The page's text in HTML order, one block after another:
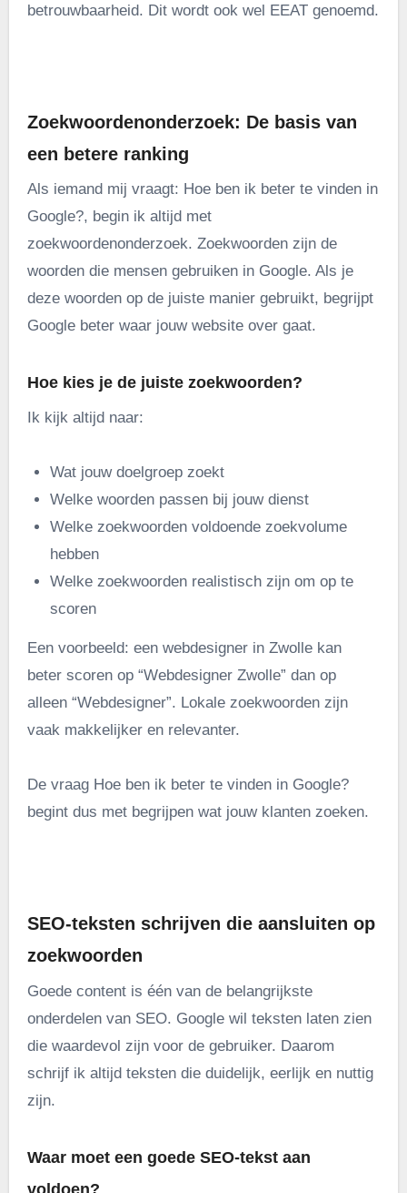
betrouwbaarheid. Dit wordt ook wel EEAT genoemd.
Zoekwoordenonderzoek: De basis van
een betere ranking
Als iemand mij vraagt: Hoe ben ik beter te vinden in
Google?, begin ik altijd met
zoekwoordenonderzoek. Zoekwoorden zijn de
woorden die mensen gebruiken in Google. Als je
deze woorden op de juiste manier gebruikt, begrijpt
Google beter waar jouw website over gaat.
Hoe kies je de juiste zoekwoorden?
Ik kijk altijd naar:
Wat jouw doelgroep zoekt
Welke woorden passen bij jouw dienst
Welke zoekwoorden voldoende zoekvolume
hebben
Welke zoekwoorden realistisch zijn om op te
scoren
Een voorbeeld: een webdesigner in Zwolle kan
beter scoren op “Webdesigner Zwolle” dan op
alleen “Webdesigner”. Lokale zoekwoorden zijn
vaak makkelijker en relevanter.
De vraag Hoe ben ik beter te vinden in Google?
begint dus met begrijpen wat jouw klanten zoeken.
SEO-teksten schrijven die aansluiten op
zoekwoorden
Goede content is één van de belangrijkste
onderdelen van SEO. Google wil teksten laten zien
die waardevol zijn voor de gebruiker. Daarom
schrijf ik altijd teksten die duidelijk, eerlijk en nuttig
zijn.
Waar moet een goede SEO-tekst aan
voldoen?